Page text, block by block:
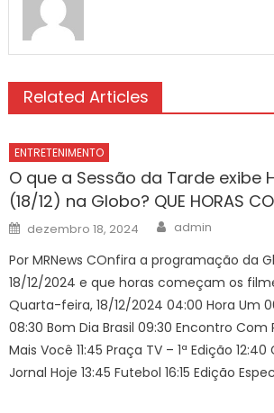
Related Articles
ENTRETENIMENTO
O que a Sessão da Tarde exibe
(18/12) na Globo? QUE HORAS
Posted
on
dezembro 18, 2024 Author
admin
Por MRNews COnfira a programação da
18/12/2024 e que horas começam os
Quarta-feira, 18/12/2024 04:00 Hora Um
08:30 Bom Dia Brasil 09:30 Encontro Com
Mais Você 11:45 Praça TV – 1ª Edição
Jornal Hoje 13:45 Futebol 16:15 Edição